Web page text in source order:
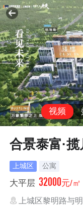
视频
合景泰富·
上城区 公寓
大平层 32000元/㎡
上城区黎明路与明